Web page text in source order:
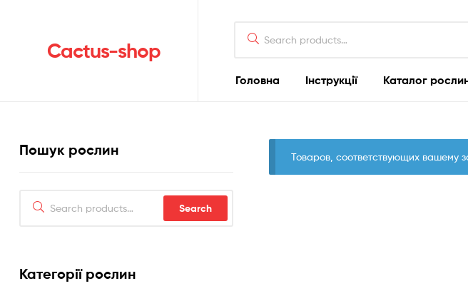
Cactus-shop
for:
Головна Інструкції Каталог
Товаров, соответствующих вашему
Пошук рослин
for:
Search
Категорії рослин